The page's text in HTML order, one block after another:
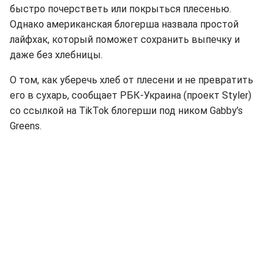
быстро почерстветь или покрыться плесенью.
Однако американская блогерша назвала простой
лайфхак, который поможет сохранить выпечку и
даже без хлебницы.
О том, как уберечь хлеб от плесени и не превратить
его в сухарь, сообщает РБК-Украина (проект Styler)
со ссылкой на TikTok блогерши под ником Gabby’s
Greens.